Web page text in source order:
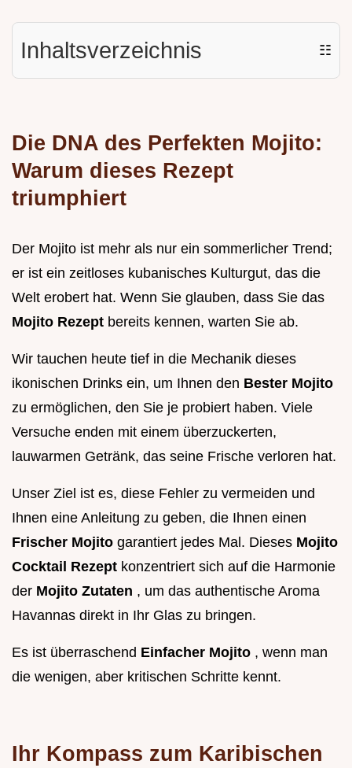
Inhaltsverzeichnis ☷
Die DNA des Perfekten Mojito:
Warum dieses Rezept
triumphiert
Der Mojito ist mehr als nur ein sommerlicher Trend;
er ist ein zeitloses kubanisches Kulturgut, das die
Welt erobert hat. Wenn Sie glauben, dass Sie das
Mojito Rezept bereits kennen, warten Sie ab.
Wir tauchen heute tief in die Mechanik dieses
ikonischen Drinks ein, um Ihnen den Bester Mojito
zu ermöglichen, den Sie je probiert haben. Viele
Versuche enden mit einem überzuckerten,
lauwarmen Getränk, das seine Frische verloren hat.
Unser Ziel ist es, diese Fehler zu vermeiden und
Ihnen eine Anleitung zu geben, die Ihnen einen
Frischer Mojito garantiert jedes Mal. Dieses Mojito
Cocktail Rezept konzentriert sich auf die Harmonie
der Mojito Zutaten , um das authentische Aroma
Havannas direkt in Ihr Glas zu bringen.
Es ist überraschend Einfacher Mojito , wenn man
die wenigen, aber kritischen Schritte kennt.
Ihr Kompass zum Karibischen